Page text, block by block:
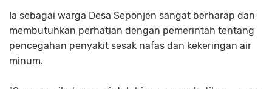
Ia sebagai warga Desa Seponjen sangat berharap dan
membutuhkan perhatian dengan pemerintah tentang
pencegahan penyakit sesak nafas dan kekeringan air
minum.